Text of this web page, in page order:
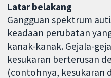
Latar belakang
Gangguan spektrum
keadaan perubatan
kanak-kanak. Gejala-
kesukaran berterusan
(contohnya, kesukaran